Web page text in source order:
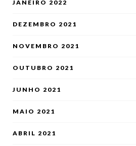
JANEIRO 2022
DEZEMBRO 2021
NOVEMBRO 2021
OUTUBRO 2021
JUNHO 2021
MAIO 2021
ABRIL 2021